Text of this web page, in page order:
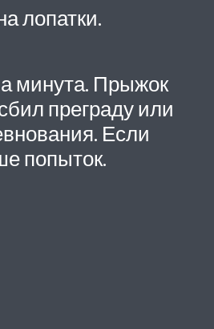
лопатки.
минута. Прыжок
преграду или
Если
попыток.